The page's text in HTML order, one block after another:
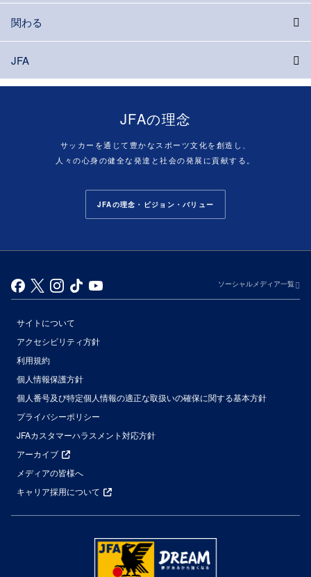
関わる
JFA
JFAの理念
サッカーを通じて豊かなスポーツ文化を創造し、
人々の心身の健全な発達と社会の発展に貢献する。
JFAの理念・ビジョン・バリュー
ソーシャルメディア一覧
サイトについて
アクセシビリティ方針
利用規約
個人情報保護方針
個人番号及び特定個人情報の適正な取扱いの確保に関する基本方針
プライバシーポリシー
JFAカスタマーハラスメント対応方針
アーカイブ
メディアの皆様へ
キャリア採用について